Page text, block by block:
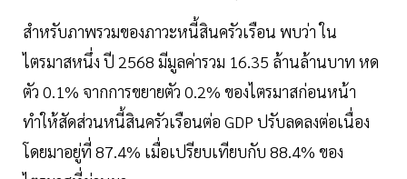
สำหรับภาพรวมของภาวะหนี้สินครัวเรือน พบว่า ใน
ไตรมาสหนึ่ง ปี 2568 มีมูลค่ารวม 16.35 ล้านล้านบาท หด
ตัว 0.1% จากการขยายตัว 0.2% ของไตรมาสก่อนหน้า
ทำให้สัดส่วนหนี้สินครัวเรือนต่อ GDP ปรับลดลงต่อเนื่อง
โดยมาอยู่ที่ 87.4% เมื่อเปรียบเทียบกับ 88.4% ของ